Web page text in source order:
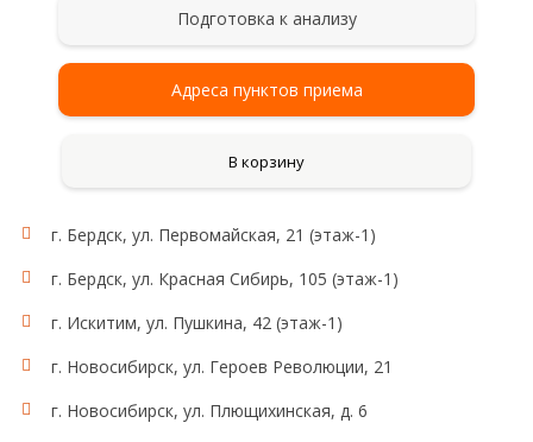
Подготовка к анализу
Адреса пунктов приема
В корзину
Состав комплекса:
териоидный индекс.
гипертериоза. Понижение - отражает даже начальные
г. Бердск, ул. Первомайская, 21 (этаж-1)
г. Бердск, ул. Красная Сибирь, 105 (этаж-1)
г. Искитим, ул. Пушкина, 42 (этаж-1)
г. Новосибирск, ул. Героев Революции, 21
г. Новосибирск, ул. Плющихинская, д. 6